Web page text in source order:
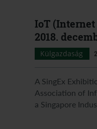
IoT
2018.
Külgazdaság
A SingEx
Association of
a Singapore